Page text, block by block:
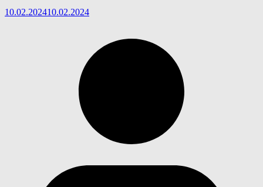
10.02.202410.02.2024